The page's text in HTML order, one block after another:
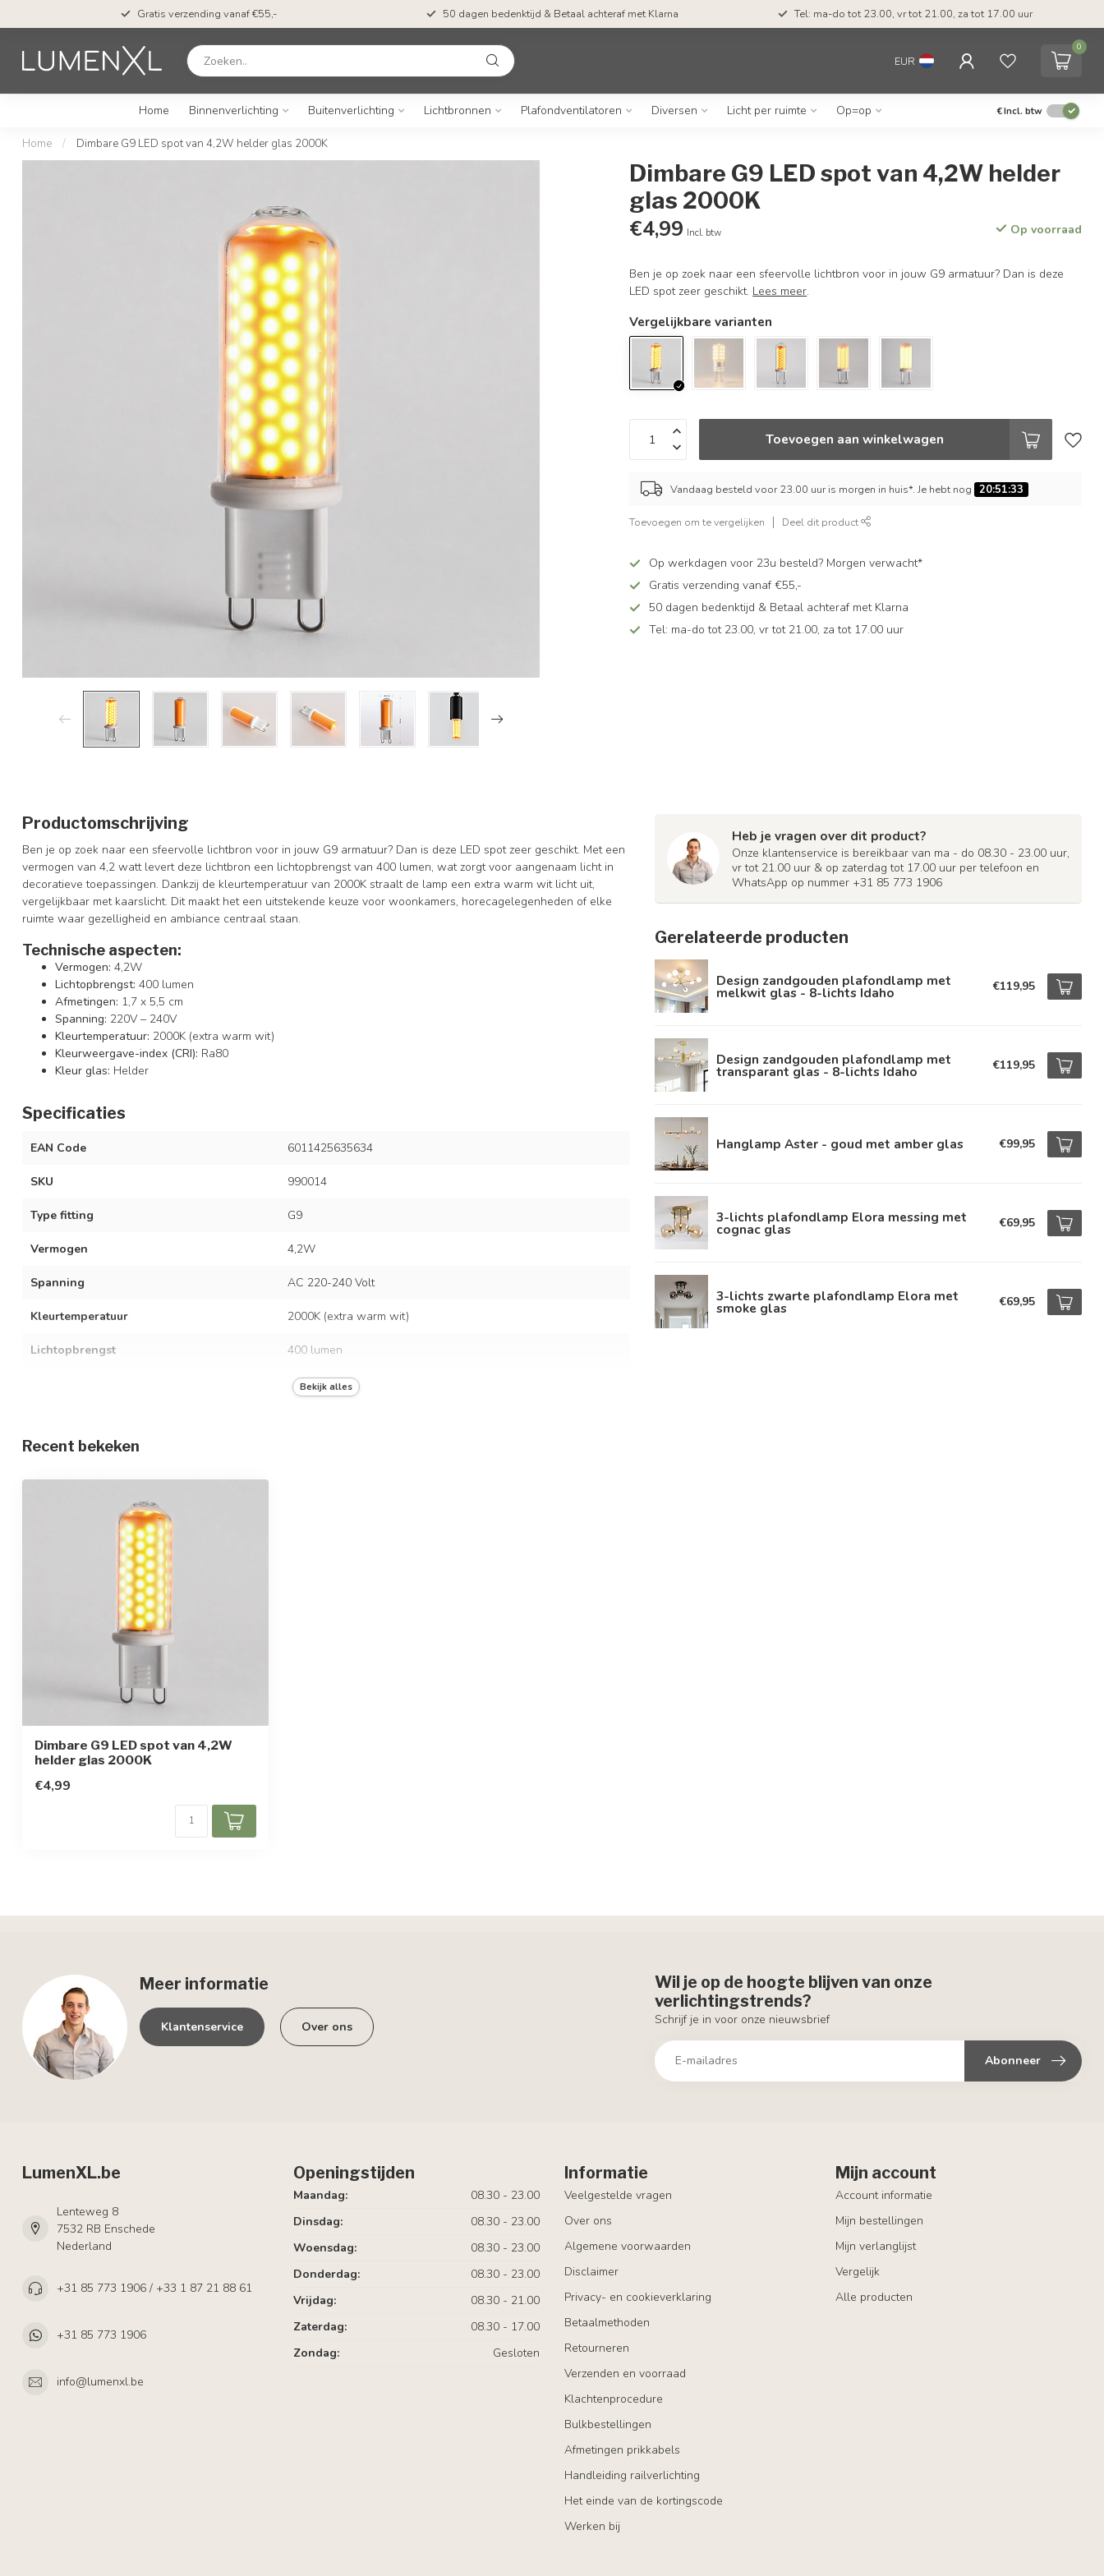
Gratis verzending vanaf €55,- 50 dagen bedenktijd & Betaal achteraf met Klarna Tel: ma-do tot 23.00, vr tot 21.00, za tot 17.00 uur
EUR
0
Home Binnenverlichting Buitenverlichting Lichtbronnen Plafondventilatoren Diversen Licht per ruimte Op=op €Incl. btw
Home / Dimbare G9 LED spot van 4,2W helder glas 2000K
Dimbare G9 LED spot van 4,2W helder
glas 2000K
€4,99 Incl. btw Op voorraad
Ben je op zoek naar een sfeervolle lichtbron voor in jouw G9 armatuur? Dan is deze
LED spot zeer geschikt. Lees meer.
Vergelijkbare varianten
Toevoegen aan winkelwagen
Vandaag besteld voor 23.00 uur is morgen in huis*. Je hebt nog 20:51:32
Toevoegen om te vergelijken Deel dit product
Op werkdagen voor 23u besteld? Morgen verwacht*
Gratis verzending vanaf €55,-
50 dagen bedenktijd & Betaal achteraf met Klarna
Tel: ma-do tot 23.00, vr tot 21.00, za tot 17.00 uur
Productomschrijving
Ben je op zoek naar een sfeervolle lichtbron voor in jouw G9 armatuur? Dan is deze LED spot zeer geschikt. Met een
vermogen van 4,2 watt levert deze lichtbron een lichtopbrengst van 400 lumen, wat zorgt voor aangenaam licht in
decoratieve toepassingen. Dankzij de kleurtemperatuur van 2000K straalt de lamp een extra warm wit licht uit,
vergelijkbaar met kaarslicht. Dit maakt het een uitstekende keuze voor woonkamers, horecagelegenheden of elke
ruimte waar gezelligheid en ambiance centraal staan.
Technische aspecten:
Vermogen: 4,2W
Lichtopbrengst: 400 lumen
Afmetingen: 1,7 x 5,5 cm
Spanning: 220V – 240V
Kleurtemperatuur: 2000K (extra warm wit)
Kleurweergave-index (CRI): Ra80
Kleur glas: Helder
Specificaties
EAN Code 6011425635634
SKU 990014
Type fitting G9
Vermogen 4,2W
Spanning AC 220-240 Volt
Kleurtemperatuur 2000K (extra warm wit)
Lichtopbrengst 400 lumen
Wit
Vergelijkingswaarde
Afmetingen
Beschermingsgraad
Bekijk alles
Heb je vragen over dit product?
Onze klantenservice is bereikbaar van ma - do 08.30 - 23.00 uur,
vr tot 21.00 uur & op zaterdag tot 17.00 uur per telefoon en
WhatsApp op nummer +31 85 773 1906
Gerelateerde producten
Design zandgouden plafondlamp met
melkwit glas - 8-lichts Idaho €119,95
Design zandgouden plafondlamp met
transparant glas - 8-lichts Idaho €119,95
Hanglamp Aster - goud met amber glas €99,95
3-lichts plafondlamp Elora messing met
cognac glas €69,95
3-lichts zwarte plafondlamp Elora met
smoke glas €69,95
Recent bekeken
Dimbare G9 LED spot van 4,2W
helder glas 2000K
€4,99
Meer informatie
Klantenservice Over ons
Wil je op de hoogte blijven van onze
verlichtingstrends?
Schrijf je in voor onze nieuwsbrief
Abonneer
LumenXL.be
Lenteweg 8
7532 RB Enschede
Nederland
+31 85 773 1906 / +33 1 87 21 88 61
+31 85 773 1906
info@lumenxl.be
Openingstijden
Maandag:
08.30 - 23.00
Dinsdag:
08.30 - 23.00
Woensdag:
08.30 - 23.00
Donderdag:
08.30 - 23.00
Vrijdag:
08.30 - 21.00
Zaterdag:
08.30 - 17.00
Zondag:
Gesloten
Informatie
Veelgestelde vragen
Over ons
Algemene voorwaarden
Disclaimer
Privacy- en cookieverklaring
Betaalmethoden
Retourneren
Verzenden en voorraad
Klachtenprocedure
Bulkbestellingen
Afmetingen prikkabels
Handleiding railverlichting
Het einde van de kortingscode
Werken bij
Mijn account
Account informatie
Mijn bestellingen
Mijn verlanglijst
Vergelijk
Alle producten